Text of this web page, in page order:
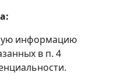
информацию
в п. 4